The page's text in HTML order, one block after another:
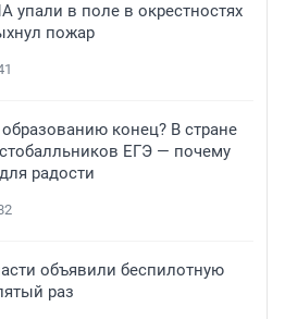
упали в поле в окрестностях
пожар
конец? В стране
стобалльников ЕГЭ — почему
радости
объявили беспилотную
раз